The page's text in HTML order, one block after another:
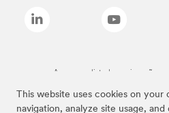
This website uses cookies on your
navigation, analyze site usage,
As marcas listadas a cima são